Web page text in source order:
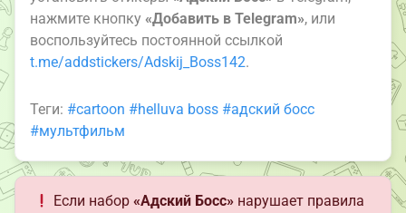
нажмите кнопку «Добавить в Telegram», или
воспользуйтесь постоянной ссылкой
t.me/addstickers/Adskij_Boss142.
Теги: #cartoon #helluva boss #адский босс
#мультфильм
Если набор«Адский Босс» нарушает правила